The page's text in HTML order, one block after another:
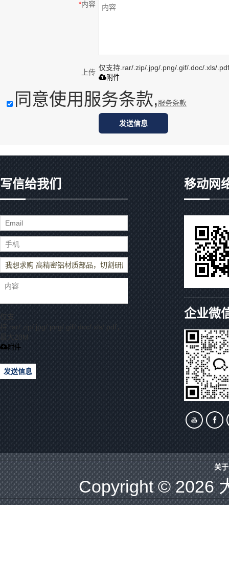
*内容
上传
仅支持.rar/.zip/.jpg/.png/.gif/.doc/.xls/
附件
同意使用服务条款,服务条款
发送信息
写信给我们
仅支
持.rar/.zip/.jpg/.png/.gif/.doc/.xls/.pdf，
最大20M
附件
发送信息
移动网
企业微
关
Copyright © 2026